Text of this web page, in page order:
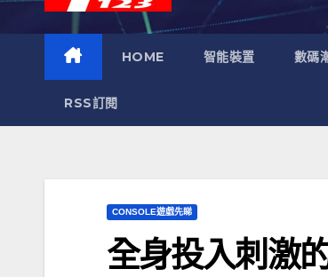
HOME 智能裝置 數碼
RSS訂閱
CONSOLE遊戲先睇
全身投入刺激